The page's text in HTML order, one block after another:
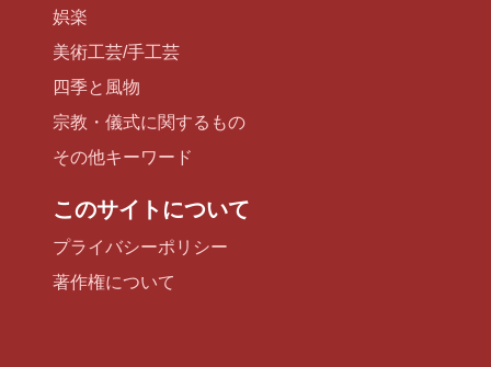
娯楽
美術工芸/手工芸
四季と風物
宗教・儀式に関するもの
その他キーワード
このサイトについて
プライバシーポリシー
著作権について